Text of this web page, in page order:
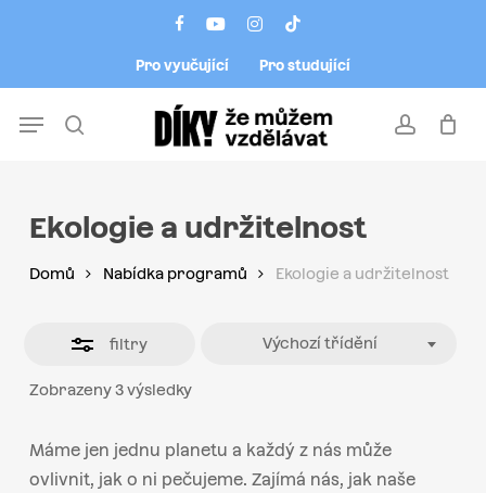
facebookyoutubeinstagram
tiktok
Pro vyučující Pro studující
account
Menu
Ekologie a udržitelnost
Domů Nabídka programů Ekologie a udržitelnost
filtry
Zobrazeny 3 výsledky
Výchozí třídění
Máme jen jednu planetu a každý z nás může
ovlivnit, jak o ni pečujeme. Zajímá nás, jak naše